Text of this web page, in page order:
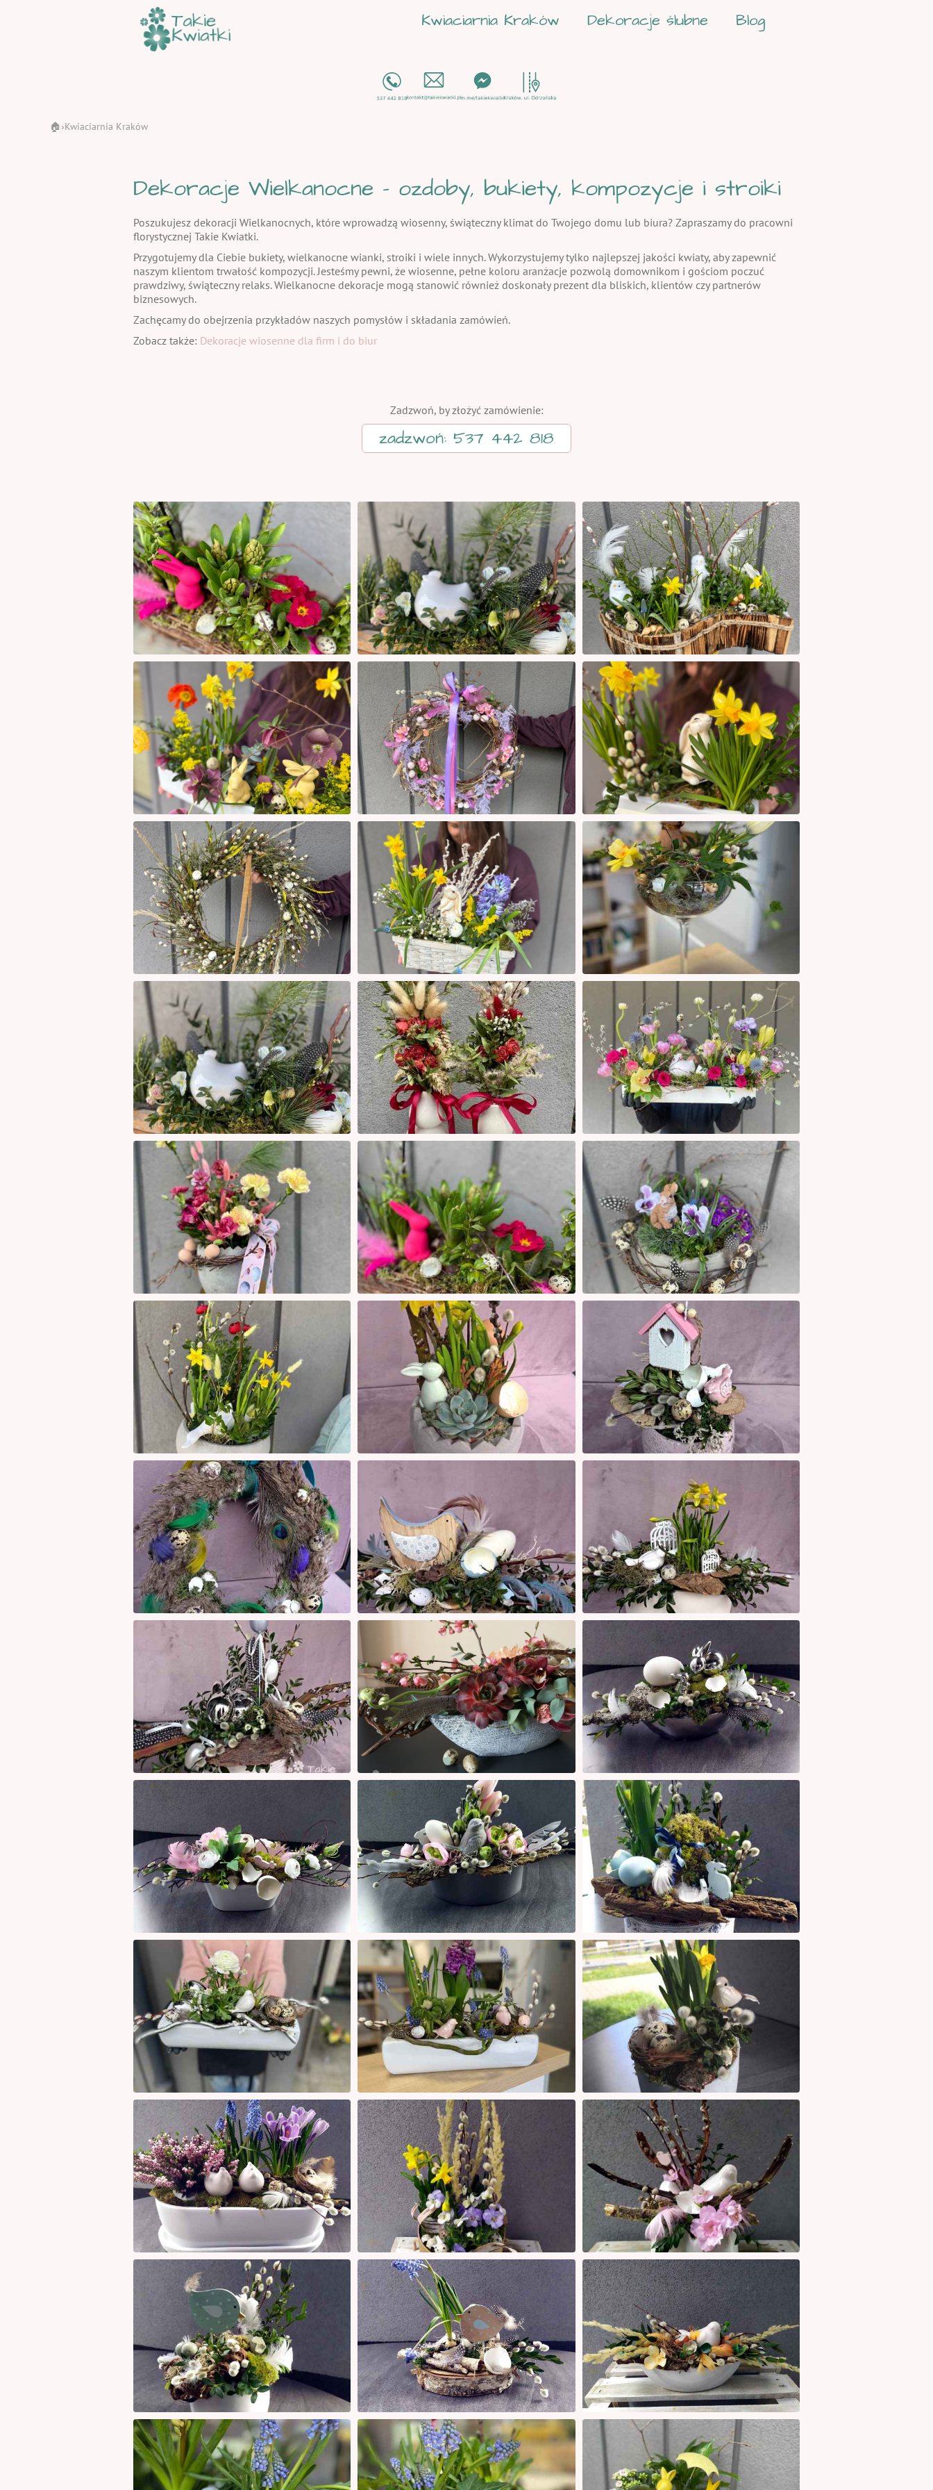
Kwiaciarnia Kraków Dekoracje ślubne Blog
🏠 ›Kwiaciarnia Kraków
Dekoracje Wielkanocne - ozdoby, bukiety, kompozycje i stroiki
Poszukujesz dekoracji Wielkanocnych, które wprowadzą wiosenny, świąteczny klimat do Twojego domu lub biura? Zapraszamy do pracowni
florystycznej Takie Kwiatki.
Przygotujemy dla Ciebie bukiety, wielkanocne wianki, stroiki i wiele innych. Wykorzystujemy tylko najlepszej jakości kwiaty, aby zapewnić
naszym klientom trwałość kompozycji. Jesteśmy pewni, że wiosenne, pełne koloru aranżacje pozwolą domownikom i gościom poczuć
prawdziwy, świąteczny relaks. Wielkanocne dekoracje mogą stanowić również doskonały prezent dla bliskich, klientów czy partnerów
biznesowych.
Zachęcamy do obejrzenia przykładów naszych pomysłów i składania zamówień.
Zobacz także: Dekoracje wiosenne dla firm i do biur
Zadzwoń, by złożyć zamówienie:
zadzwoń: 537 442 818